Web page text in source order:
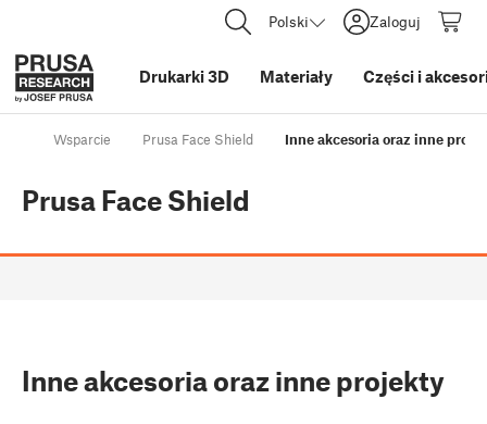
Polski Zaloguj
Drukarki 3D Materiały Części i
Wsparcie Prusa Face Shield Inne akcesoria oraz inne
Prusa Face Shield
Inne akcesoria oraz inne projekty